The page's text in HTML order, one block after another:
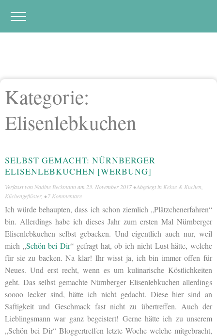
Kategorie:
Elisenlebkuchen
SELBST GEMACHT: NÜRNBERGER
ELISENLEBKUCHEN [WERBUNG]
Verfasst von Nadine Beckmann am 23. November 2017 • Abgelegt in Kekse & Kuchen
Küchengeflüster, •7 Kommentare
Ich würde behaupten, dass ich schon ziemlich „Plätzchenerfahren“
bin. Allerdings habe ich dieses Jahr zum ersten Mal Nürnberger
Elisenlebkuchen selbst gebacken. Und eigentlich auch nur, weil
mich „Schön bei Dir“ gefragt hat, ob ich nicht Lust hätte, welche
für sie zu backen. Na klar! Ihr wisst ja, ich bin immer offen für
Neues. Und erst recht, wenn es um kulinarische Köstlichkeiten
geht. Das selbst gemachte Nürnberger Elisenlebkuchen allerdings
soooo lecker sind, hätte ich nicht gedacht. Diese hier sind an
Saftigkeit und Geschmack fast nicht zu übertreffen. Auch der
Lieblingsmann war ganz begeistert! Gerne hätte ich zu unserem
„Schön bei Dir“ Bloggertreffen letzte Woche welche mitgebracht,